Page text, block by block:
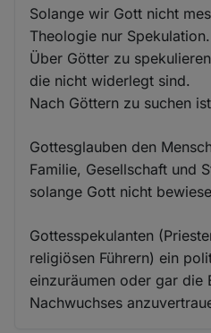
Solange wir Gott nicht
Theologie nur Spekulation.
Über Götter zu
die nicht widerlegt sind.
Nach Göttern zu suchen
Gottesglauben den
Familie, Gesellschaft und
solange Gott nicht
Gottesspekulanten
religiösen Führern) ein
einzuräumen oder gar die
Nachwuchses